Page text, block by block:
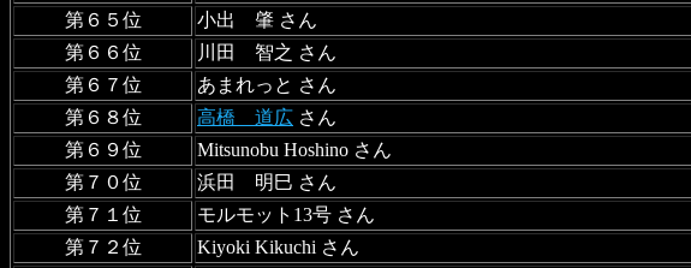
第６５位
小出 肇 さん
第６６位
川田 智之 さん
第６７位
あまれっと さん
第６８位
高橋 道広 さん
第６９位
Mitsunobu Hoshino さん
第７０位
浜田 明巳 さん
第７１位
モルモット13号 さん
第７２位
Kiyoki Kikuchi さん